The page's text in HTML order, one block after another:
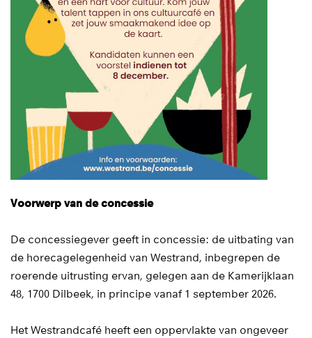
Voorwerp van de concessie
De concessiegever geeft in concessie: de uitbating van
de horecagelegenheid van Westrand, inbegrepen de
roerende uitrusting ervan, gelegen aan de Kamerijklaan
48, 1700 Dilbeek, in principe vanaf 1 september 2026.
Het Westrandcafé heeft een oppervlakte van ongeveer